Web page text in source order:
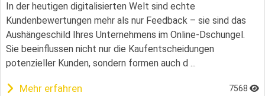
In der heutigen digitalisierten Welt sind echte
Kundenbewertungen mehr als nur Feedback – sie sind das
Aushängeschild Ihres Unternehmens im Online-Dschungel.
Sie beeinflussen nicht nur die Kaufentscheidungen
potenzieller Kunden, sondern formen auch d ...
Mehr erfahren 7568